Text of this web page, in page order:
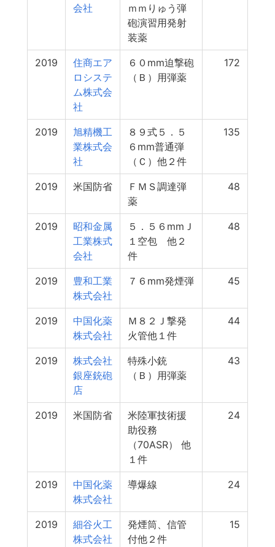
会社
ｍｍりゅう弾
砲演習用発射
装薬
2019
住商エア
ロシステ
ム株式会
社
６０mm迫撃砲
（Ｂ）用弾薬
172
2019
旭精機工
業株式会
社
８９式５．５
６mm普通弾
（Ｃ）他２件
135
2019 米国防省
ＦＭＳ調達弾
薬
48
2019
昭和金属
工業株式
会社
５．５６mmＪ
１空包 他２
件
48
2019
豊和工業
株式会社
７６mm発煙弾 45
2019
中国化薬
株式会社
Ｍ８２Ｊ撃発
火管他１件
44
2019
株式会社
銀座銃砲
店
特殊小銃
（Ｂ）用弾薬
43
2019 米国防省
米陸軍技術援
助役務
（70ASR） 他
１件
24
2019
中国化薬
株式会社
導爆線 24
2019
細谷火工
株式会社
発煙筒、信管
付他２件
15